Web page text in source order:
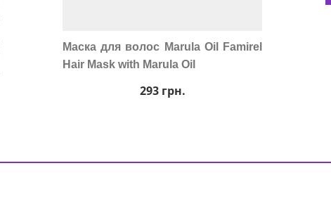
Маска для волос Marula Oil Famirel
Hair Mask with Marula Oil
293грн.